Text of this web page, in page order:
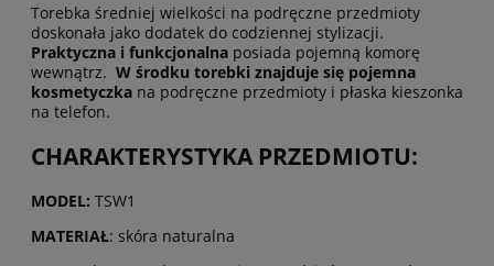
Torebka średniej wielkości na podręczne przedmioty
doskonała jako dodatek do codziennej stylizacji.
Praktyczna i funkcjonalna posiada pojemną komorę
wewnątrz. W środku torebki znajduje się pojemna
kosmetyczka na podręczne przedmioty i płaska kieszonka
na telefon.
CHARAKTERYSTYKA PRZEDMIOTU:
MODEL: TSW1
MATERIAŁ: skóra naturalna